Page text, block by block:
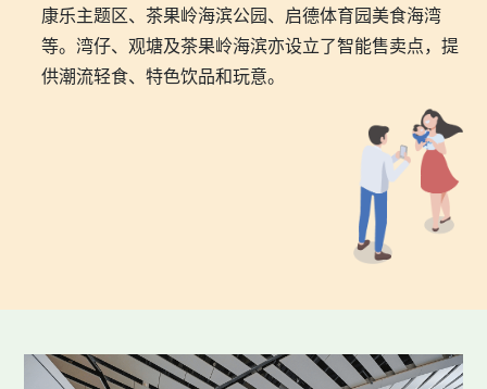
康乐主题区、茶果岭海滨公园、启德体育园美食海湾
等。湾仔、观塘及茶果岭海滨亦设立了智能售卖点，提
供潮流轻食、特色饮品和玩意。